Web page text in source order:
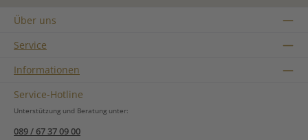
Über uns
Service
Informationen
Service-Hotline
Unterstützung und Beratung unter:
089 / 67 37 09 00